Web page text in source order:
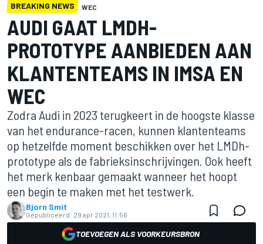
BREAKING NEWS WEC
AUDI GAAT LMDH-
PROTOTYPE AANBIEDEN AAN
KLANTENTEAMS IN IMSA EN
WEC
Zodra Audi in 2023 terugkeert in de hoogste klasse
van het endurance-racen, kunnen klantenteams
op hetzelfde moment beschikken over het LMDh-
prototype als de fabrieksinschrijvingen. Ook heeft
het merk kenbaar gemaakt wanneer het hoopt
een begin te maken met het testwerk.
Bjorn Smit
Gepubliceerd: 29 apr 2021, 11:56
TOEVOEGEN ALS VOORKEURSBRON